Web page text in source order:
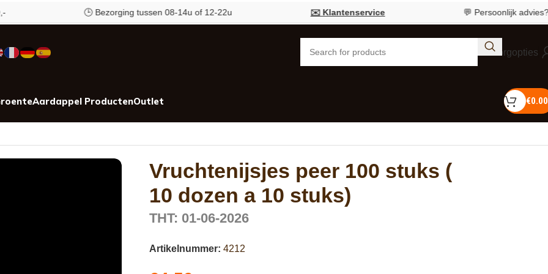
🕒 Bezorging tussen 08-14u of 12-22u ✉️ Klantenservice 💬 Persoonlijk advies?Bel
Bezorgopties
Aardappel ProductenOutlet €0.00
Vruchtenijsjes peer 100 stuks (
10 dozen a 10 stuks)
THT: 01-06-2026
Artikelnummer: 4212